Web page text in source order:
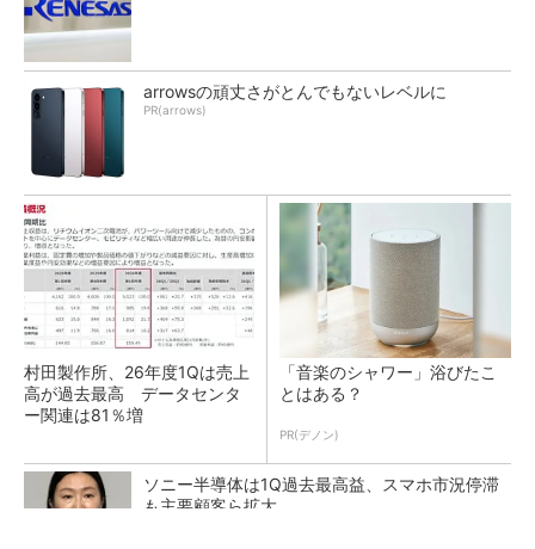
arrowsの頑丈さがとんでもないレベルに
PR(arrows)
村田製作所、26年度1Qは売上
高が過去最高 データセンタ
ー関連は81％増
「音楽のシャワー」浴びたこ
とはある？
PR(デノン)
ソニー半導体は1Q過去最高益、スマホ市況停滞
も主要顧客ら拡大